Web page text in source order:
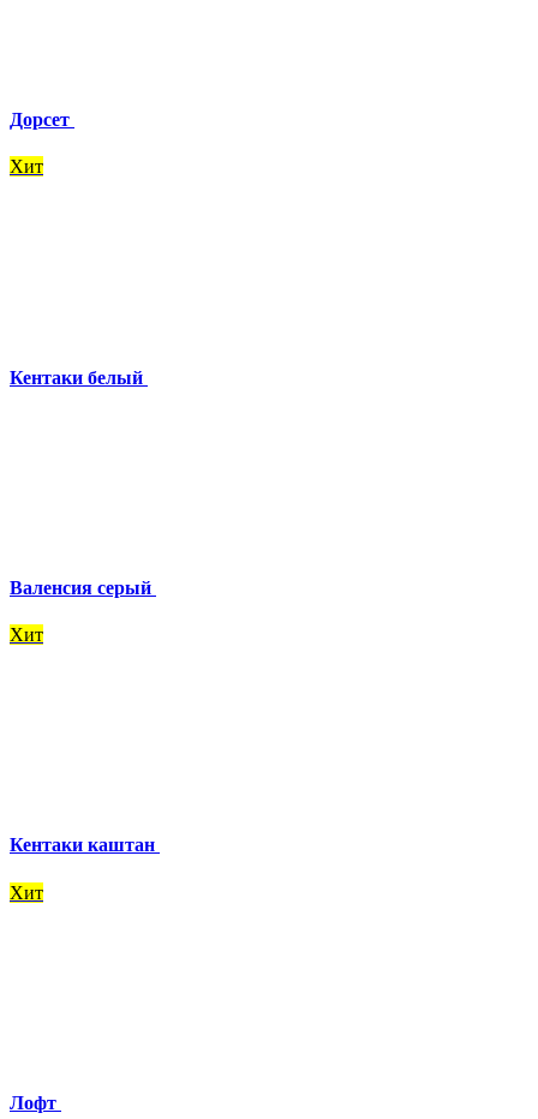
Дорсет
Хит
Кентаки белый
Валенсия серый
Хит
Кентаки каштан
Хит
Лофт